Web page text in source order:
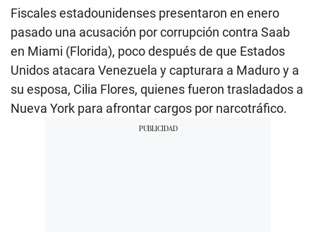
Fiscales estadounidenses presentaron en enero
pasado una acusación por corrupción contra Saab
en Miami (Florida), poco después de que Estados
Unidos atacara Venezuela y capturara a Maduro y a
su esposa, Cilia Flores, quienes fueron trasladados a
Nueva York para afrontar cargos por narcotráfico.